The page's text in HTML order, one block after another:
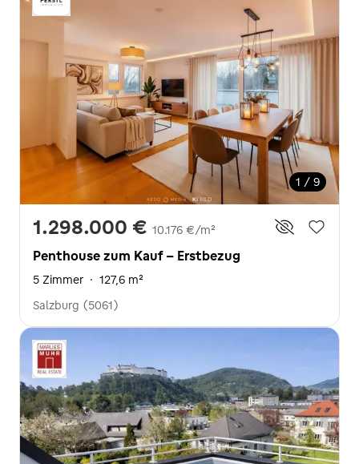
1 / 9
1.298.000 € 10.176 €/m²
Penthouse zum Kauf - Erstbezug
5 Zimmer · 127,6 m²
Salzburg (5061)